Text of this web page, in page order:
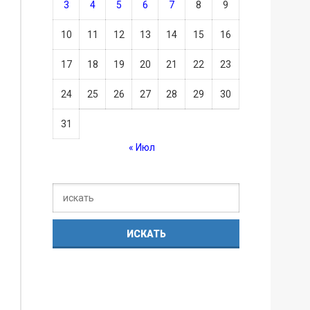
3 4 5 6 7 8 9
10 11 12 13 14 15 16
17 18 19 20 21 22 23
24 25 26 27 28 29 30
31
« Июл